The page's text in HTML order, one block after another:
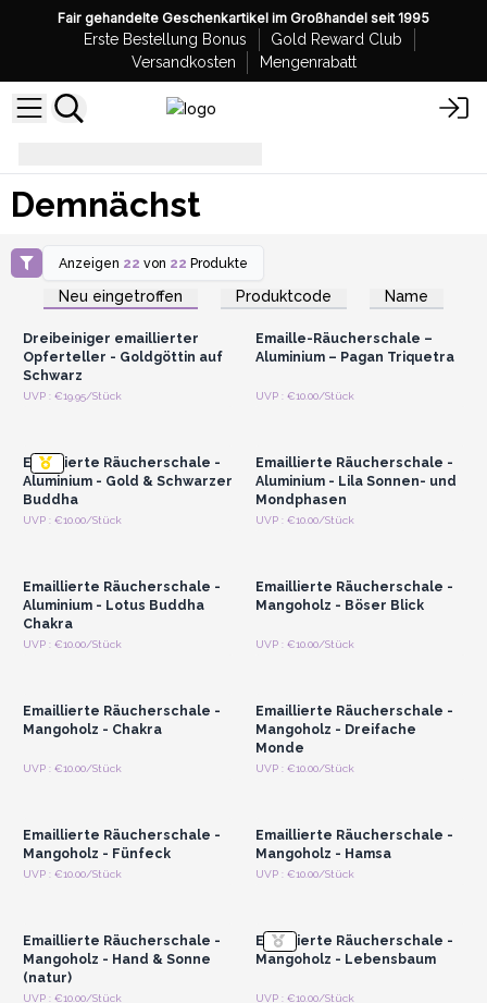
Fair gehandelte Geschenkartikel im Großhandel seit 1995
Erste Bestellung Bonus
Gold Reward Club
Versandkosten
Mengenrabatt
Demnächst
Anzeigen 22 von 22 Produkte
Neu eingetroffen Produktcode Name
Anmelden oder
Registrieren für
Großhandelspreise
Dreibeiniger emaillierter
Opferteller - Goldgöttin auf
Schwarz
UVP : €19.95/Stück
Registrieren für
Großhandelspreise
Emaille-Räucherschale –
Aluminium – Pagan Triquetra
UVP : €10.00/Stück
Anmelden oder
Emaillierte Räucherschale -
Aluminium - Gold & Schwarzer
Buddha
UVP : €10.00/Stück
Anmelden oder
Emaillierte Räucherschale -
Aluminium - Lila Sonnen- und
Mondphasen
UVP : €10.00/Stück
Anmelden oder
Emaillierte Räucherschale -
Aluminium - Lotus Buddha
Chakra
UVP : €10.00/Stück
Anmelden oder
Emaillierte Räucherschale -
Mangoholz - Böser Blick
UVP : €10.00/Stück
Anmelden oder
Emaillierte Räucherschale -
Mangoholz - Chakra
UVP : €10.00/Stück
Anmelden oder
Emaillierte Räucherschale -
Mangoholz - Dreifache
Monde
UVP : €10.00/Stück
Anmelden oder
Emaillierte Räucherschale -
Mangoholz - Fünfeck
UVP : €10.00/Stück
Anmelden oder
Emaillierte Räucherschale -
Mangoholz - Hamsa
UVP : €10.00/Stück
Anmelden oder
Emaillierte Räucherschale -
Mangoholz - Hand & Sonne
(natur)
UVP : €10.00/Stück
Anmelden oder
Emaillierte Räucherschale -
Mangoholz - Lebensbaum
UVP : €10.00/Stück